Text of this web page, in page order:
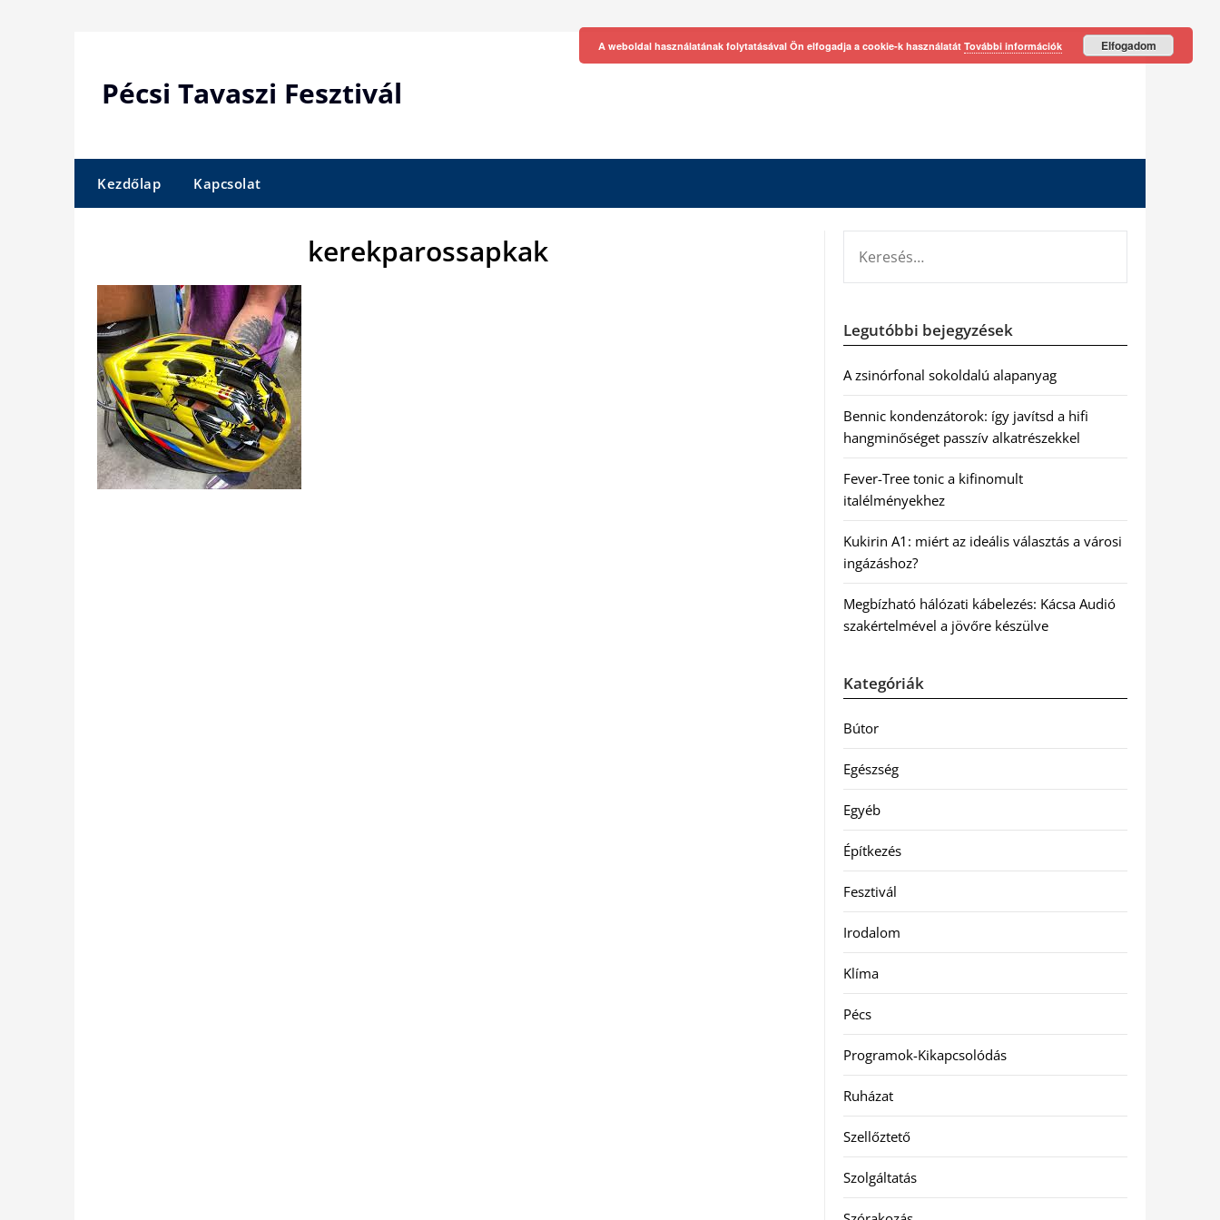
Pécsi Tavaszi Fesztivál
Kezdőlap Kapcsolat
kerekparossapkak
Legutóbbi bejegyzések
A zsinórfonal sokoldalú alapanyag
Bennic kondenzátorok: így javítsd a hifi
hangminőséget passzív alkatrészekkel
Fever-Tree tonic a kifinomult
italélményekhez
Kukirin A1: miért az ideális választás a városi
ingázáshoz?
Megbízható hálózati kábelezés: Kácsa Audió
szakértelmével a jövőre készülve
Kategóriák
Bútor
Egészség
Egyéb
Építkezés
Fesztivál
Irodalom
Klíma
Pécs
Programok-Kikapcsolódás
Ruházat
Szellőztető
Szolgáltatás
A weboldal használatának folytatásával Ön elfogadja a cookie-k használatát További információk Elfogadom